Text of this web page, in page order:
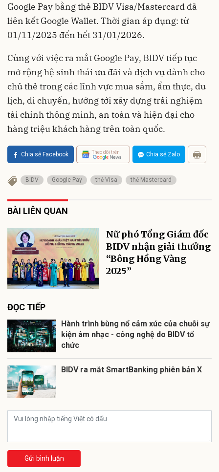
Google Pay bằng thẻ BIDV Visa/Mastercard đã
liên kết Google Wallet. Thời gian áp dụng: từ
01/11/2025 đến hết 31/01/2026.
Cùng với việc ra mắt Google Pay, BIDV tiếp tục
mở rộng hệ sinh thái ưu đãi và dịch vụ dành cho
chủ thẻ trong các lĩnh vực mua sắm, ẩm thực, du
lịch, di chuyển, hướng tới xây dựng trải nghiệm
tài chính thông minh, an toàn và hiện đại cho
hàng triệu khách hàng trên toàn quốc.
Chia sẻ Facebook Theo dõi trên Chia sẻ Zalo
BIDV Google Pay thẻ Visa thẻ Mastercard
BÀI LIÊN QUAN
Nữ phó Tổng Giám đốc
BIDV nhận giải thưởng
“Bông Hồng Vàng
2025”
ĐỌC TIẾP
Hành trình bùng nổ cảm xúc của chuỗi sự
kiện âm nhạc - công nghệ do BIDV tổ
chức
BIDV ra mắt SmartBanking phiên bản X
Gửi bình luận